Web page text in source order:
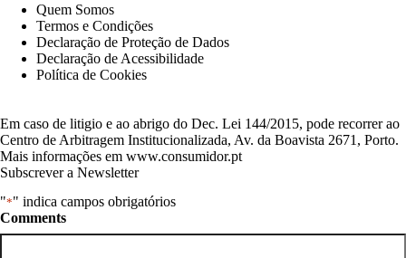
Quem Somos
Termos e Condições
Declaração de Proteção de Dados
Declaração de Acessibilidade
Política de Cookies
Em caso de litigio e ao abrigo do Dec. Lei 144/2015, pode recorrer ao
Centro de Arbitragem Institucionalizada, Av. da Boavista 2671, Porto.
Mais informações em www.consumidor.pt
Subscrever a Newsletter
"*" indica campos obrigatórios
Comments